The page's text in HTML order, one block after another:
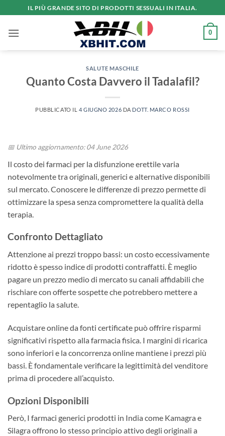
ai
contenuti
IL PIÙ GRANDE SITO DI PRODOTTI SESSUALI IN ITALIA.
0
SALUTE MASCHILE
Quanto Costa Davvero il Tadalafil?
PUBBLICATO IL 4 GIUGNO 2026 DA DOTT. MARCO ROSSI
📅 Ultimo aggiornamento: 04 June 2026
Il costo dei farmaci per la disfunzione erettile varia
notevolmente tra originali, generici e alternative disponibili
sul mercato. Conoscere le differenze di prezzo permette di
ottimizzare la spesa senza compromettere la qualità della
terapia.
Confronto Dettagliato
Attenzione ai prezzi troppo bassi: un costo eccessivamente
ridotto è spesso indice di prodotti contraffatti. È meglio
pagare un prezzo medio di mercato su canali affidabili che
rischiare con offerte sospette che potrebbero mettere a
repentaglio la salute.
Acquistare online da fonti certificate può offrire risparmi
significativi rispetto alla farmacia fisica. I margini di ricarica
sono inferiori e la concorrenza online mantiene i prezzi più
bassi. È fondamentale verificare la legittimità del venditore
prima di procedere all’acquisto.
Opzioni Disponibili
Però, I farmaci generici prodotti in India come Kamagra e
Silagra offrono lo stesso principio attivo degli originali a